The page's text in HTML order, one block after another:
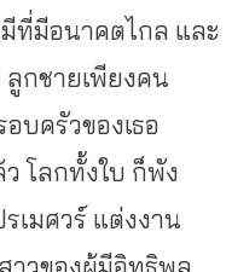
ที่มีอนาคตไกล และ
ลูกชายเพียงคน
บครัวของเธอ
โลกทั้งใบ ก็พัง
เมศวร์ แต่งงาน